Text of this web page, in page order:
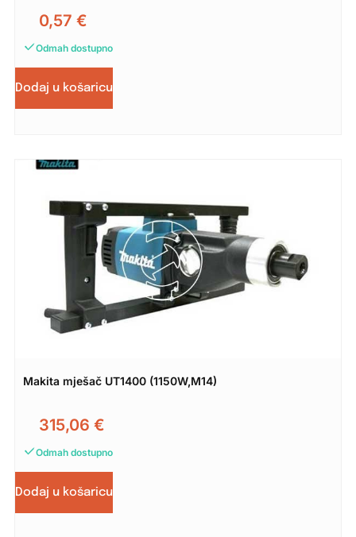
0,57 €
Odmah dostupno
Dodaj u košaricu
Makita mješač UT1400 (1150W,M14)
315,06 €
Odmah dostupno
Dodaj u košaricu